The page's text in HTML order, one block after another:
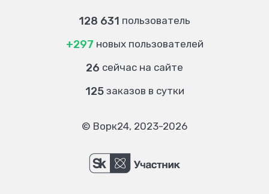
128 631 пользователь
+297 новых пользователей
26 сейчас на сайте
125 заказов в сутки
© Ворк24, 2023-2026